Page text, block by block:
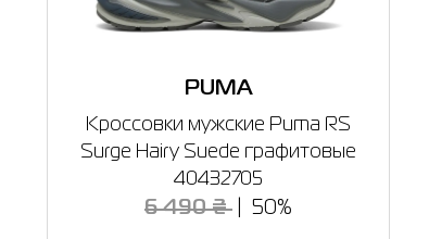
PUMA
Кроссовки мужские Puma RS
Surge Hairy Suede графитовые
40432705
6 490 ₴ 50%